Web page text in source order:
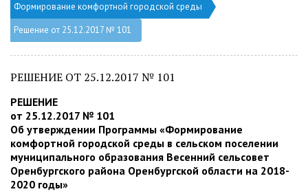
Формирование комфортной городской среды
Решение от 25.12.2017 № 101
РЕШЕНИЕ ОТ 25.12.2017 № 101
РЕШЕНИЕ
от 25.12.2017 № 101
Об утверждении Программы «Формирование
комфортной городской среды в сельском поселении
муниципального образования Весенний сельсовет
Оренбургского района Оренбургской области на 2018-
2020 годы»